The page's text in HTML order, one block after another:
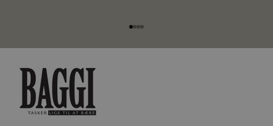
Gå til element 1
Gå til element 2
Gå til element 3
Gå til element 4